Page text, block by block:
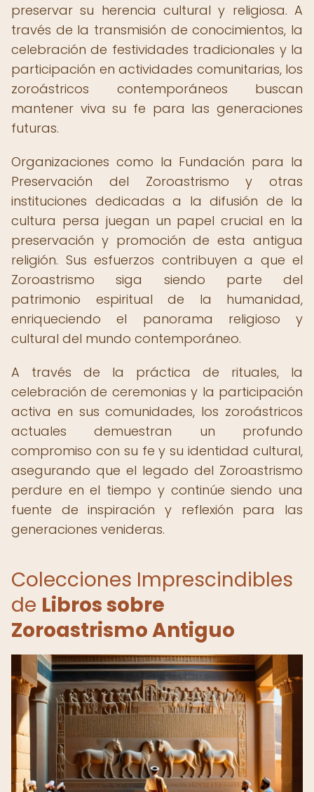
preservar su herencia cultural y religiosa. A
través de la transmisión de conocimientos, la
celebración de festividades tradicionales y la
participación en actividades comunitarias, los
zoroástricos contemporáneos buscan
mantener viva su fe para las generaciones
futuras.
Organizaciones como la Fundación para la
Preservación del Zoroastrismo y otras
instituciones dedicadas a la difusión de la
cultura persa juegan un papel crucial en la
preservación y promoción de esta antigua
religión. Sus esfuerzos contribuyen a que el
Zoroastrismo siga siendo parte del
patrimonio espiritual de la humanidad,
enriqueciendo el panorama religioso y
cultural del mundo contemporáneo.
A través de la práctica de rituales, la
celebración de ceremonias y la participación
activa en sus comunidades, los zoroástricos
actuales demuestran un profundo
compromiso con su fe y su identidad cultural,
asegurando que el legado del Zoroastrismo
perdure en el tiempo y continúe siendo una
fuente de inspiración y reflexión para las
generaciones venideras.
Colecciones Imprescindibles
de Libros sobre
Zoroastrismo Antiguo